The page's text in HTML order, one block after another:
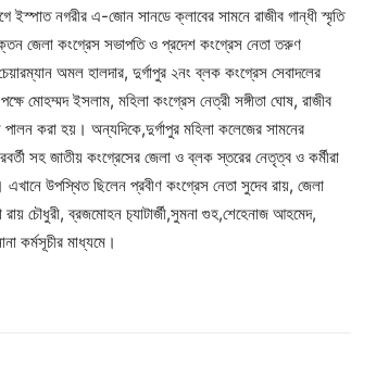
ইস্পাত নগরীর এ-জোন সানডে ক্লাবের সামনে রাজীব গান্ধী স্মৃতি
জেলা কংগ্রেস সভাপতি ও প্রদেশ কংগ্রেস নেতা তরুণ
অমল হালদার, দুর্গাপুর ২নং ব্লক কংগ্রেস সেবাদলের
মোহম্মদ ইসলাম, মহিলা কংগ্রেস নেত্রী সঙ্গীতা ঘোষ, রাজীব
পালন করা হয়। অন্যদিকে,দুর্গাপুর মহিলা কলেজের সামনের
সহ জাতীয় কংগ্রেসের জেলা ও ব্লক স্তরের নেতৃত্ব ও কর্মীরা
এখানে উপস্থিত ছিলেন প্রবীণ কংগ্রেস নেতা সুদেব রায়, জেলা
রায় চৌধুরী, ব্রজমোহন চ‍্যাটার্জী,সুমনা গুহ,শেহেনাজ আহমেদ,
কর্মসূচীর মাধ্যমে।